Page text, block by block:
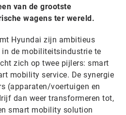
van de grootste
wagens ter wereld.
Hyundai zijn ambitieus
de mobiliteitsindustrie te
zich op twee pijlers: smart
mobility service. De synergie
(apparaten/voertuigen en
dan weer transformeren tot,
smart mobility solution